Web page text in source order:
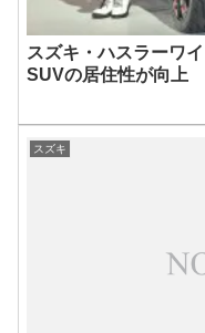
スズキ・ハスラーワ
SUVの居住性が向上
スズキ